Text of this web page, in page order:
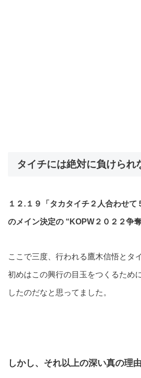
タイチには絶対に負けられ
１２.１９「タカタイチ２人合わせて
のメイン決定の “KOPW２０２２争
ここで三度、行われる鷹木信悟とタ
初めはこの興行の目玉をつくるため
したのだなと思ってました。
しかし、それ以上の深い真の理